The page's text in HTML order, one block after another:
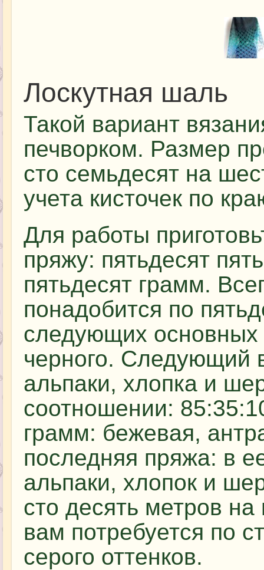
Лоскутная шаль
Такой вариант
печворком. Размер
сто семьдесят на
учета кисточек по
Для работы
пряжу: пятьдесят
пятьдесят грамм.
понадобится по
следующих основных
черного. Следующий
альпаки, хлопка и
соотношении:
грамм: бежевая,
последняя пряжа: в
альпаки, хлопок и
сто десять метров
вам потребуется по
серого оттенков.